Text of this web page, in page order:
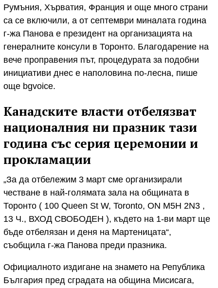
Румъния, Хърватия, Франция и още много страни
са се включили, а от септември миналата година
г-жа Панова е президент на организацията на
генералните консули в Торонто. Благодарение на
вече проправения път, процедурата за подобни
инициативи днес е наполовина по-лесна, пише
още bgvoice.
Канадските власти отбелязват
националния ни празник тази
година със серия церемонии и
прокламации
„За да отбележим 3 март сме организирали
честване в най-голямата зала на общината в
Торонто ( 100 Queen St W, Toronto, ON M5H 2N3 ,
13 Ч., ВХОД СВОБОДЕН ), където на 1-ви март ще
бъде отбелязан и деня на Мартеницата“,
съобщила г-жа Панова преди празника.
Официалното издигане на знамето на Република
България пред сградата на община Мисисага,